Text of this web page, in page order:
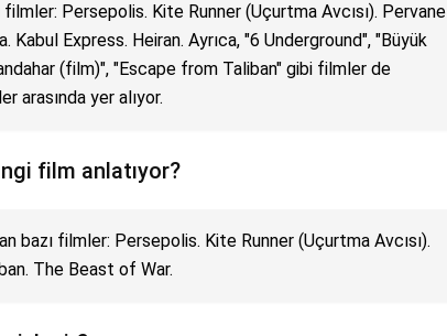
Persepolis. Kite Runner (Uçurtma Avcısı). Pervane
Kabul Express. Heiran. Ayrıca, "6 Underground", "Büyük
(film)", "Escape from Taliban" gibi filmler de
arasında yer alıyor.
film anlatıyor?
bazı filmler: Persepolis. Kite Runner (Uçurtma Avcısı).
The Beast of War.